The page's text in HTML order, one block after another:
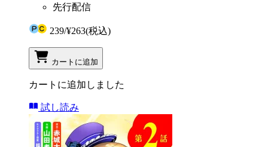
先行配信
239/¥263(税込)
カートに追加
カートに追加しました
試し読み